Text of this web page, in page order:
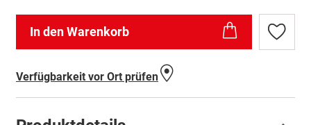
In den Warenkorb
Zur
Verfügbarkeit vor Ort prüfen